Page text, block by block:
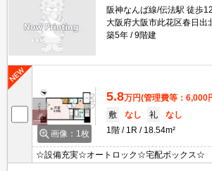
阪神なんば線/伝法駅 徒歩
大阪府大阪市此花区春日出
築5年
9階建
画像：1枚
5.8万円(管理費等：6,000
敷
なし 礼
なし
1階
1R 18.54m²
☆設備充実☆オートロック☆宅配ボックス☆